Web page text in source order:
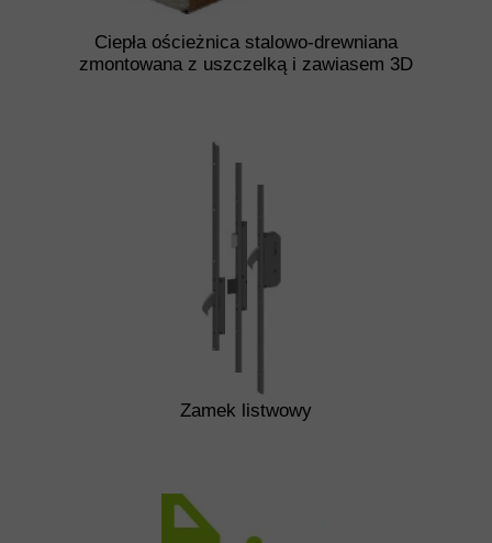
Ciepła ościeżnica stalowo-drewniana
zmontowana z uszczelką i zawiasem 3D
Zamek listwowy